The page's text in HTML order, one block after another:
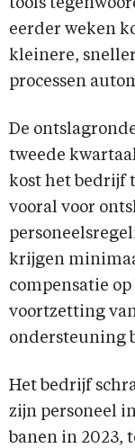
tools
eerder weken
kleinere,
processen
De
tweede
kost het bedrijf
vooral voor
krijgen
compensatie
voortzetting
ondersteuning
Het bedrijf
zijn personeel
banen in 2023,